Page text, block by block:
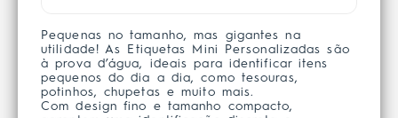
Pequenas no tamanho, mas gigantes na
utilidade! As Etiquetas Mini Personalizadas são
à prova d’água, ideais para identificar itens
pequenos do dia a dia, como tesouras,
potinhos, chupetas e muito mais.
Com design fino e tamanho compacto,